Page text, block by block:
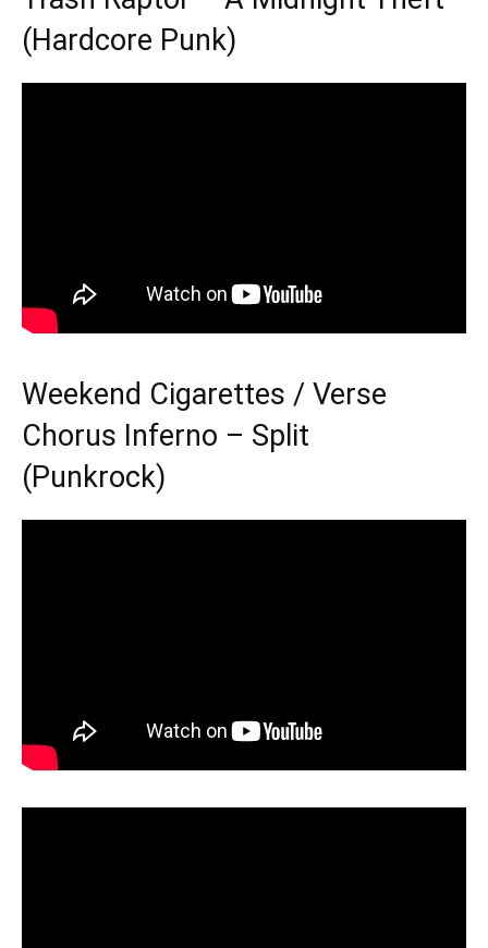
(Hardcore Punk)
Weekend Cigarettes / Verse
Chorus Inferno – Split
(Punkrock)